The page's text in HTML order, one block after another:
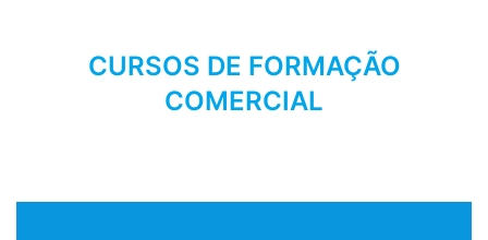
CURSOS DE FORMAÇÃO
COMERCIAL